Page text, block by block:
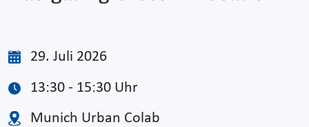
29. Juli 2026
13:30 - 15:30 Uhr
Munich Urban Colab